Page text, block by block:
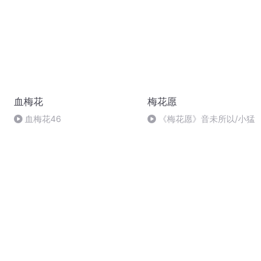
血梅花
血梅花46
梅花愿
《梅花愿》音未所以/小猛